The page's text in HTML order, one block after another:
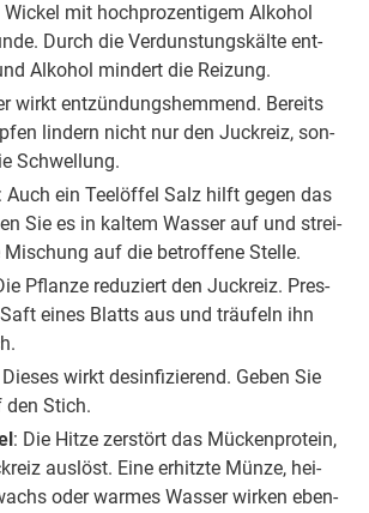
Wi­ckel mit hoch­pro­zen­ti­gem Al­ko­hol
Durch die Ver­duns­tungs­käl­te ent­
Al­ko­hol min­dert die Rei­zung.
wirkt ent­zün­dungs­hem­mend. Be­reits
lin­dern nicht nur den Juck­reiz, son­
Schwel­lung.
Auch ein Tee­löf­fel Salz hilft ge­gen das
Sie es in kal­tem Was­ser auf und strei­
Mi­schung auf die be­trof­fe­ne Stel­le.
Pflan­ze re­du­ziert den Juck­reiz. Pres­
ei­nes Blatts aus und träu­feln ihn
wirkt des­in­fi­zie­rend. Ge­ben Sie
den Stich.
: Die Hit­ze zer­stört das Mü­cken­pro­te­in,
aus­löst. Ei­ne er­hitz­te Mün­ze, hei­
oder war­mes Was­ser wir­ken eben­